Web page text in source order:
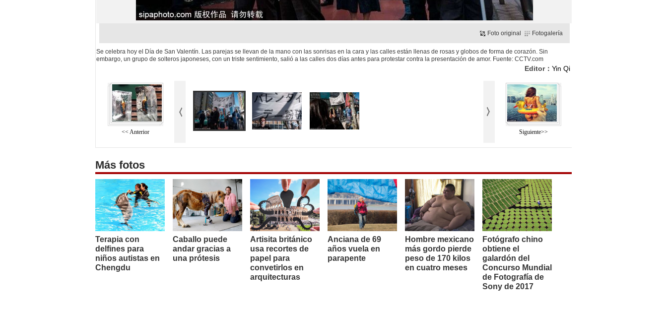
Foto original Fotogalería
Se celebra hoy el Día de San Valentín. Las parejas se llevan de la mano con las sonrisas en la cara y las calles están llenas de rosas y globos de forma de corazón. Sin
embargo, un grupo de solteros japoneses, con un triste sentimiento, salió a las calles dos días antes para protestar contra la presentación de amor. Fuente: CCTV.com
Editor： Yin Qi
<< Anterior Siguiente>>
Más fotos
Terapia con
delfines para
niños autistas en
Chengdu
Caballo puede
andar gracias a
una prótesis
Artisita británico
usa recortes de
papel para
convetirlos en
arquitecturas
Anciana de 69
años vuela en
parapente
Hombre mexicano
más gordo pierde
peso de 170 kilos
en cuatro meses
Fotógrafo chino
obtiene el
galardón del
Concurso Mundial
de Fotografía de
Sony de 2017